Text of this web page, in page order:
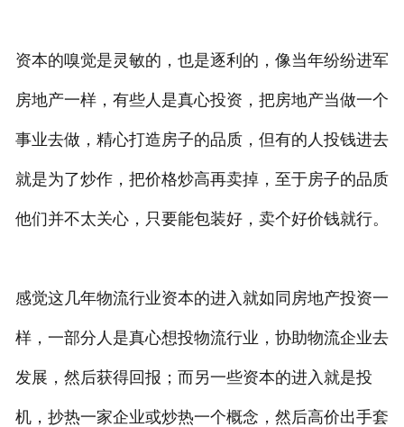
资本的嗅觉是灵敏的，也是逐利的，像当年纷纷进军
房地产一样，有些人是真心投资，把房地产当做一个
事业去做，精心打造房子的品质，但有的人投钱进去
就是为了炒作，把价格炒高再卖掉，至于房子的品质
他们并不太关心，只要能包装好，卖个好价钱就行。
感觉这几年物流行业资本的进入就如同房地产投资一
样，一部分人是真心想投物流行业，协助物流企业去
发展，然后获得回报；而另一些资本的进入就是投
机，抄热一家企业或炒热一个概念，然后高价出手套